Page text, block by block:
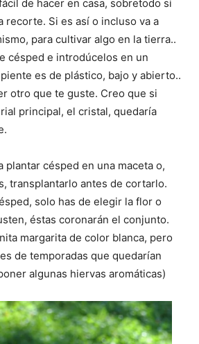
de hacer en casa, sobretodo si
recorte. Si es así o incluso va a
para cultivar algo en la tierra..
césped e introdúcelos en un
es de plástico, bajo y abierto..
otro que te guste. Creo que si
principal, el cristal, quedaría
plantar césped en una maceta o,
transplantarlo antes de cortarlo.
solo has de elegir la flor o
éstas coronarán el conjunto.
margarita de color blanca, pero
de temporadas que quedarían
algunas hiervas aromáticas)